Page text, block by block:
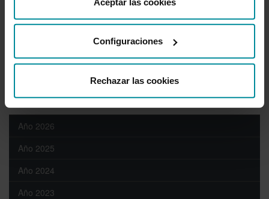
Configuraciones
Rechazar las cookies
euros, genera el 13,4 % del Producto Industrial Bruto y 670.000
puestos de trabajo directos, indirectos e inducidos en España. El
sector químico es el segundo mayor exportador de la economía
española y el primer inversor en I+D+i y Protección del Medio
Sala de prensa
Año 2026
Año 2025
Año 2024
Año 2023